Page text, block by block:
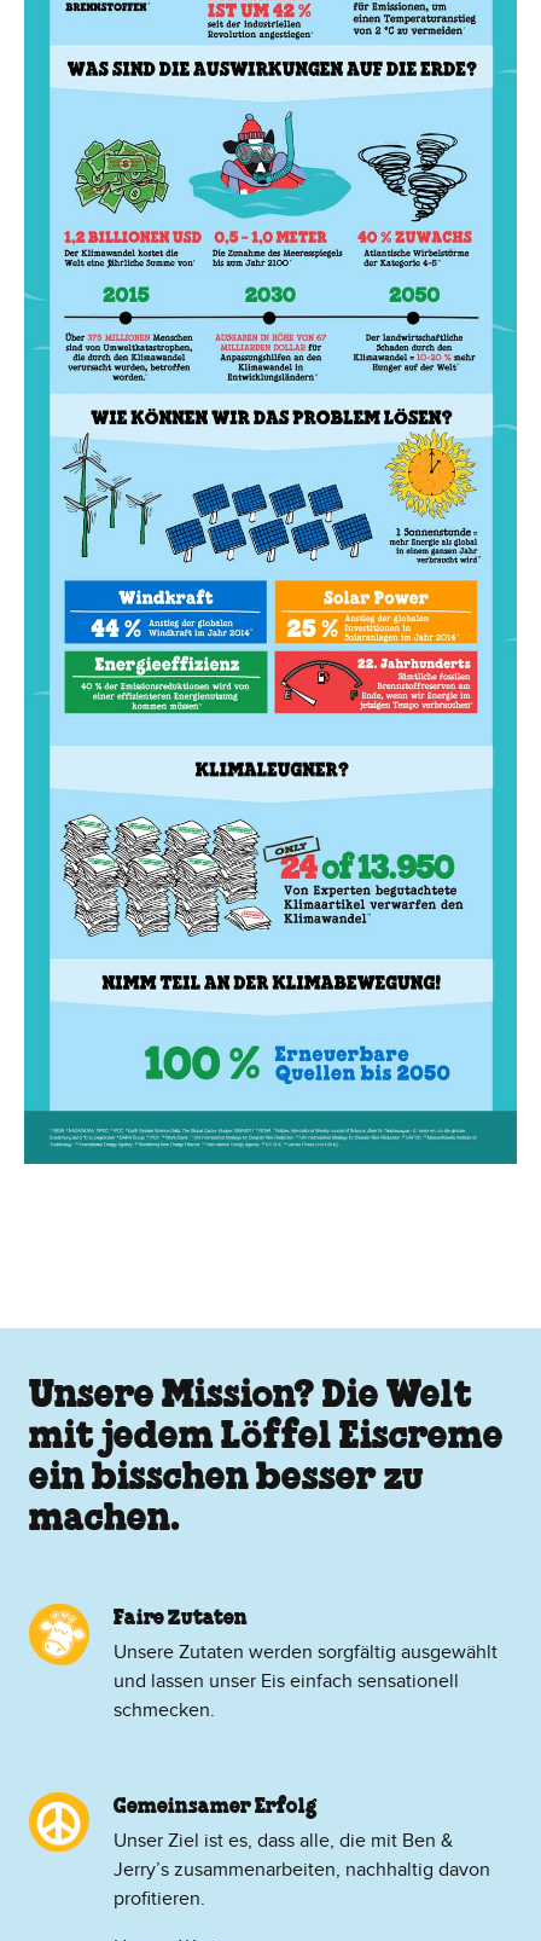
Unsere Mission? Die Welt
mit jedem Löffel Eiscreme
ein bisschen besser zu
machen.
Faire Zutaten
Unsere Zutaten werden sorgfältig ausgewählt
und lassen unser Eis einfach sensationell
schmecken.
Gemeinsamer Erfolg
Unser Ziel ist es, dass alle, die mit Ben &
Jerry’s zusammenarbeiten, nachhaltig davon
profitieren.